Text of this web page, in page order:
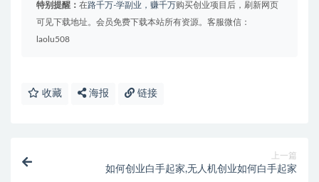
特别提醒： 在路千万-学副业，赚千万购买创业项目后，刷新网页
可见下载地址。会员免费下载本站所有资源。客服微信：
laolu508
收藏 海报 链接
上一篇
如何创业白手起家,无人机创业如何白手起家